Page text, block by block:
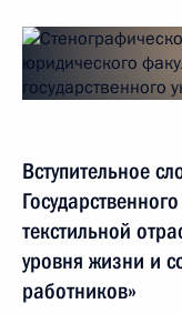
Вступительное
текстильной
уровня жизни и
работников»